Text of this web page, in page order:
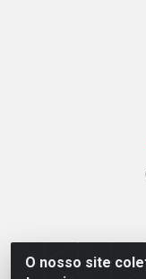
O nosso site
Linhavix